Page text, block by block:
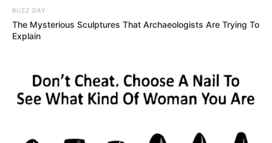
BUZZ DAY
The Mysterious Sculptures That Archaeologists Are Trying To
Explain